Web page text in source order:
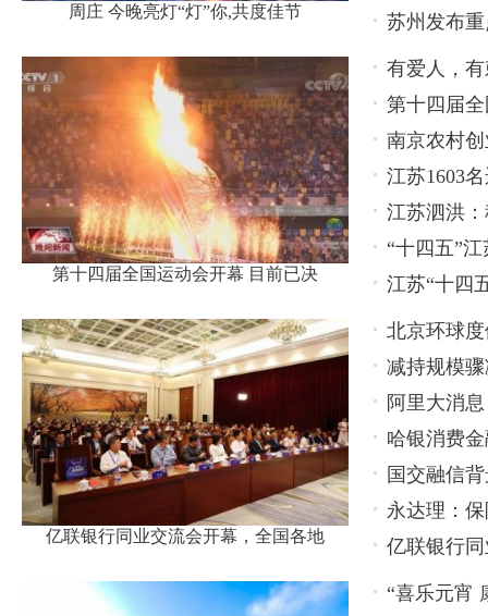
周庄 今晚亮灯“灯”你,共度佳节 苏州发布
第十四届全国运动会开幕 目前已决
有爱人，
第十四届
南京农村
江苏1603
江苏泗洪
“十四五”
江苏“十四
亿联银行同业交流会开幕，全国各地
北京环球
更多惊喜
减持规模
持，还有
阿里大消
哈银消费
国交融信
永达理：
亿联银行
名代表
“喜乐元宵